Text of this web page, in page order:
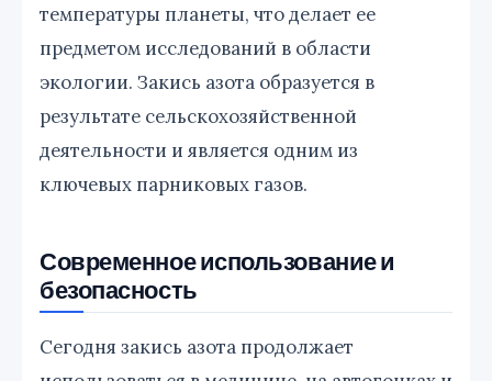
температуры планеты, что делает ее
предметом исследований в области
экологии. Закись азота образуется в
результате сельскохозяйственной
деятельности и является одним из
ключевых парниковых газов.
Современное использование и
безопасность
Сегодня закись азота продолжает